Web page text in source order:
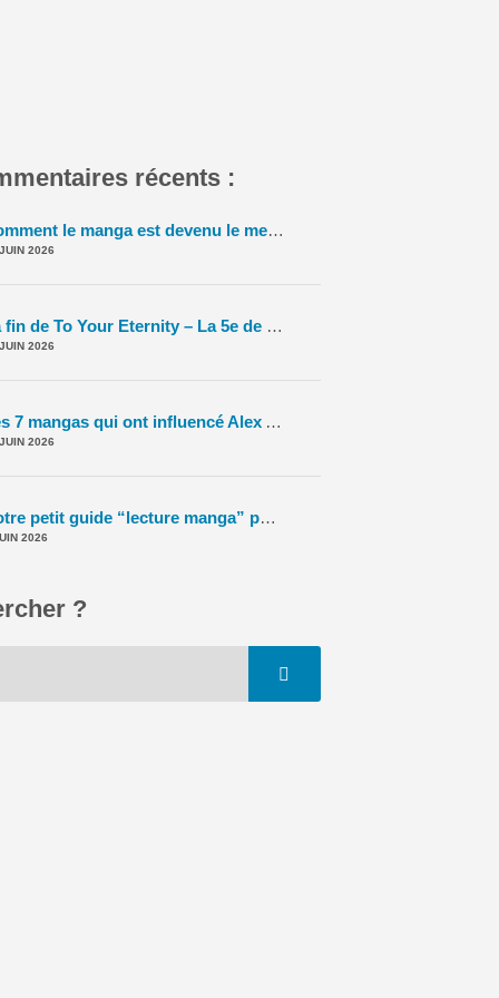
récents :
Comment le manga est devenu le meilleur vendeur de TCG ? – La 5e de Couv' – #5DC – Saison 11 épisode 42
2026
La fin de To Your Eternity – La 5e de Couv' – #5DC – Saison 11 épisode 41
2026
Les 7 mangas qui ont influencé Alex Alice – #5DC – S11E40
2026
Notre petit guide “lecture manga” pour l’été (2026) ! – La 5e de Couv' – #5DC – Saison 11 épisode 39
2026
?